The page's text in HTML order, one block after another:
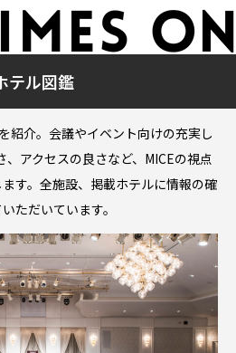
テル図鑑
紹介。会議やイベント向けの充実し
アクセスの良さなど、MICEの視点
す。全施設、掲載ホテルに情報の確
ただいています。